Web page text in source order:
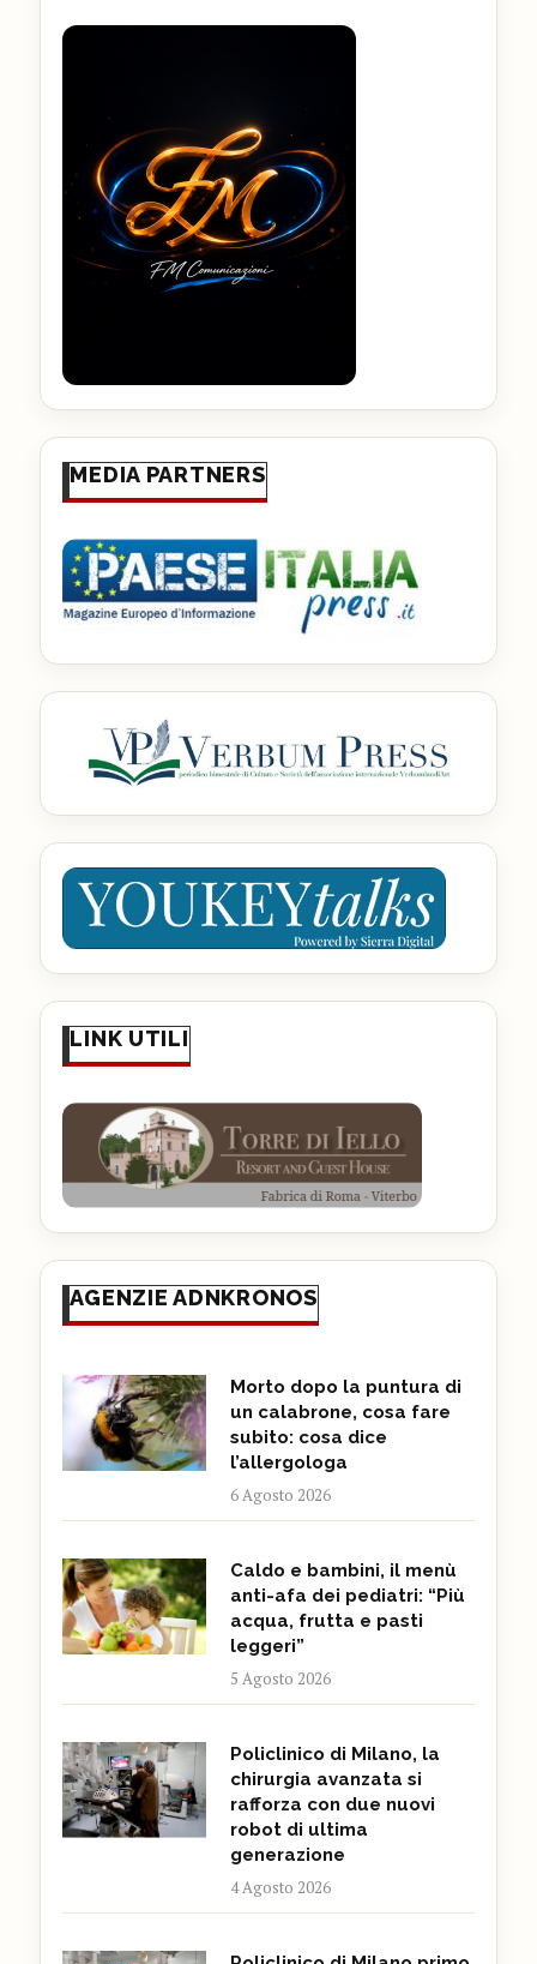
MEDIA PARTNERS
LINK UTILI
AGENZIE ADNKRONOS
Morto dopo la puntura di
un calabrone, cosa fare
subito: cosa dice
l’allergologa
6 Agosto 2026
Caldo e bambini, il menù
anti-afa dei pediatri: “Più
acqua, frutta e pasti
leggeri”
5 Agosto 2026
Policlinico di Milano, la
chirurgia avanzata si
rafforza con due nuovi
robot di ultima
generazione
4 Agosto 2026